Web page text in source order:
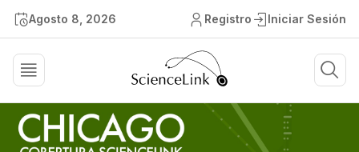
Agosto 8, 2026 Registro Iniciar Sesión